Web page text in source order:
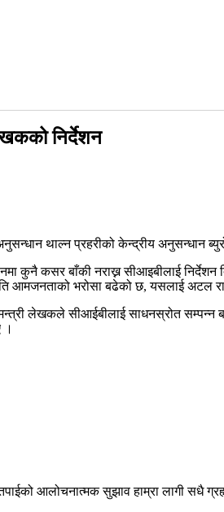
निर्देशन
थाल्न प्रहरीको केन्द्रीय अनुसन्धान
कुनै कसर बाँकी नराख्न सीआइबीलाई
आमजनताको भरोसा बढेको छ, यसलाई अटल
लेखकले सीआईबीलाई साधनस्रोत सम्पन्न
।
आलोचनात्मक सुझाव हाम्रा लागी सधै